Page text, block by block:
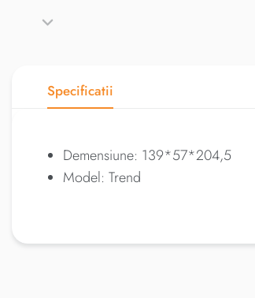
Specificatii
Demensiune: 139*57*204,5
Model: Trend